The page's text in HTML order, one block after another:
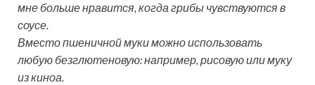
мне больше нравится, когда грибы чувствуются в
соусе.
Вместо пшеничной муки можно использовать
любую безглютеновую: например, рисовую или муку
из киноа.